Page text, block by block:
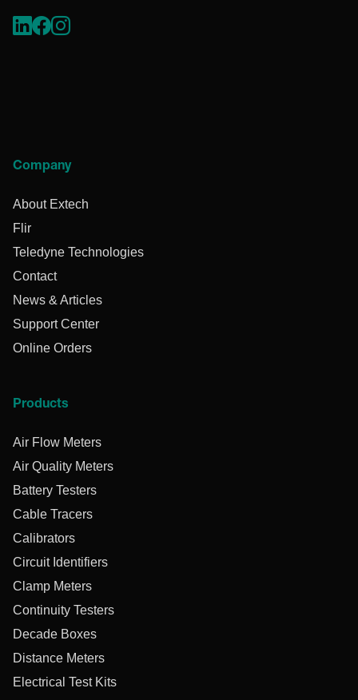
Company
About Extech
Flir
Teledyne Technologies
Contact
News & Articles
Support Center
Online Orders
Products
Air Flow Meters
Air Quality Meters
Battery Testers
Cable Tracers
Calibrators
Circuit Identifiers
Clamp Meters
Continuity Testers
Decade Boxes
Distance Meters
Electrical Test Kits